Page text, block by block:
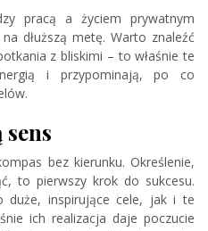
pracą a życiem prywatnym
dłuższą metę. Warto znaleźć
z bliskimi – to właśnie te
i przypominają, po co
bez kierunku. Określenie,
to pierwszy krok do sukcesu.
duże, inspirujące cele, jak i te
ich realizacja daje poczucie